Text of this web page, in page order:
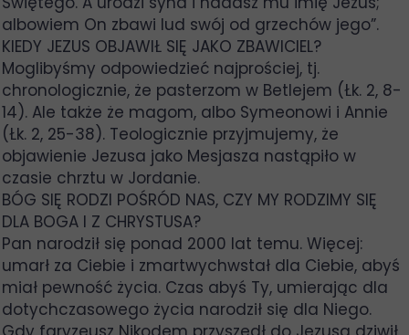
albowiem On zbawi lud swój od grzechów jego”.
KIEDY JEZUS OBJAWIŁ SIĘ JAKO ZBAWICIEL?
Moglibyśmy odpowiedzieć najprościej, tj.
chronologicznie, że pasterzom w Betlejem (Łk. 2, 8-
14). Ale także że magom, albo Symeonowi i Annie
(Łk. 2, 25-38). Teologicznie przyjmujemy, że
objawienie Jezusa jako Mesjasza nastąpiło w
czasie chrztu w Jordanie.
BÓG SIĘ RODZI POŚRÓD NAS, CZY MY RODZIMY SIĘ
DLA BOGA I Z CHRYSTUSA?
Pan narodził się ponad 2000 lat temu. Więcej:
umarł za Ciebie i zmartwychwstał dla Ciebie, abyś
miał pewność życia. Czas abyś Ty, umierając dla
dotychczasowego życia narodził się dla Niego.